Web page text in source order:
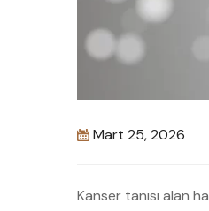
Mart 25, 2026
Kanser tanısı alan